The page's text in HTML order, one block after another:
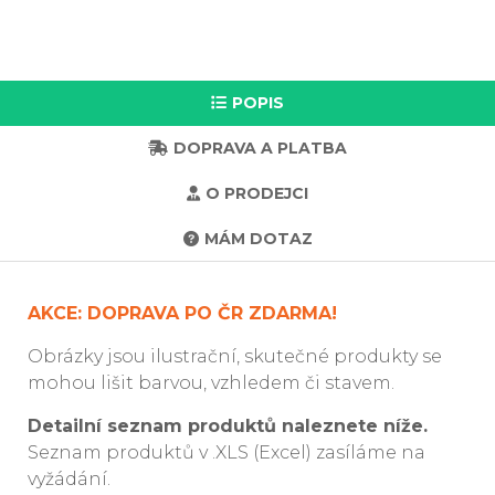
POPIS
DOPRAVA A PLATBA
O PRODEJCI
MÁM DOTAZ
AKCE: DOPRAVA PO ČR ZDARMA!
Obrázky jsou ilustrační, skutečné produkty se
mohou lišit barvou, vzhledem či stavem.
Detailní seznam produktů naleznete níže.
Seznam produktů v .XLS (Excel) zasíláme na
vyžádání.